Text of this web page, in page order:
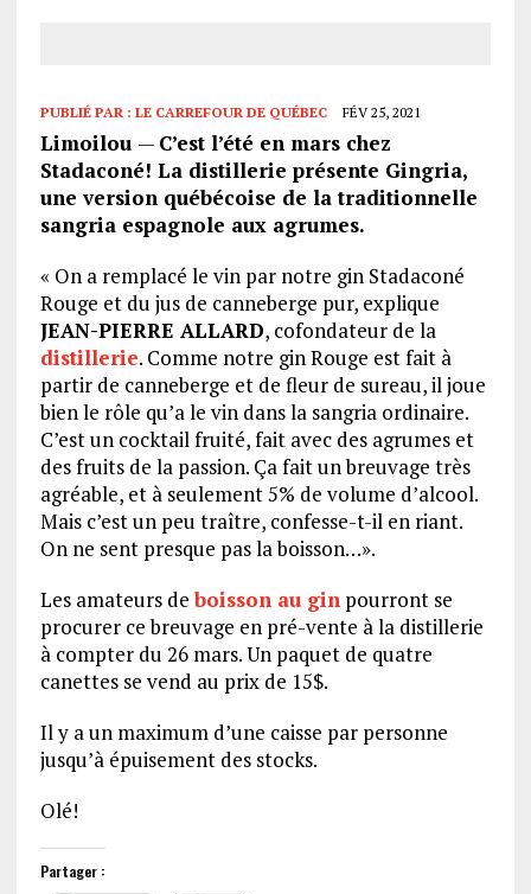
PUBLIÉ PAR : LE CARREFOUR DE QUÉBEC FÉV 25, 2021
Limoilou — C’est l’été en mars chez
Stadaconé! La distillerie présente Gingria,
une version québécoise de la traditionnelle
sangria espagnole aux agrumes.
« On a remplacé le vin par notre gin Stadaconé
Rouge et du jus de canneberge pur, explique
JEAN-PIERRE ALLARD, cofondateur de la
distillerie. Comme notre gin Rouge est fait à
partir de canneberge et de fleur de sureau, il joue
bien le rôle qu’a le vin dans la sangria ordinaire.
C’est un cocktail fruité, fait avec des agrumes et
des fruits de la passion. Ça fait un breuvage très
agréable, et à seulement 5% de volume d’alcool.
Mais c’est un peu traître, confesse-t-il en riant.
On ne sent presque pas la boisson…».
Les amateurs deboisson au ginpourront se
procurer ce breuvage en pré-vente à la distillerie
à compter du 26 mars. Un paquet de quatre
canettes se vend au prix de 15$.
Il y a un maximum d’une caisse par personne
jusqu’à épuisement des stocks.
Olé!
Partager :